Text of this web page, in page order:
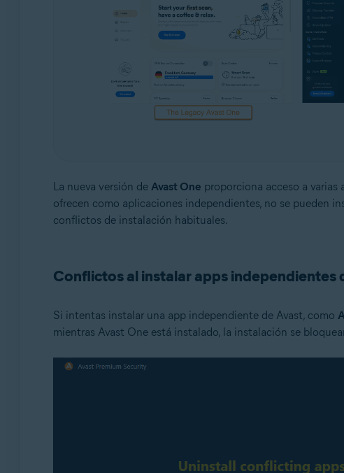
La nueva versión de Avast One proporciona acceso a
ofrecen como aplicaciones independientes, no se pueden
conflictos de instalación habituales.
Conflictos al instalar apps independientes
Si intentas instalar una app independiente de Avast, como
mientras Avast One está instalado, la instalación se